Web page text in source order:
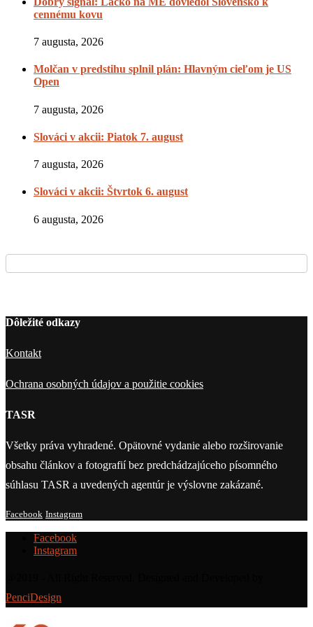
cennému kovu
7 augusta, 2026
Molčan v predstihu splnil plán: Hlavným cieľom je US
Open
7 augusta, 2026
Slováci v akcii: Piatok 7. august
7 augusta, 2026
Slováci v akcii: Štvrtok 6. august
6 augusta, 2026
Dôležité odkazy
Kontakt
Ochrana osobných údajov a použitie cookies
TASR
Všetky práva vyhradené. Opätovné vydanie alebo rozširovanie
obsahu článkov a fotografií bez predchádzajúceho písomného
súhlasu TASR a uvedených agentúr je výslovne zakázané.
Facebook Instagram
Facebook
Instagram
PenciDesign